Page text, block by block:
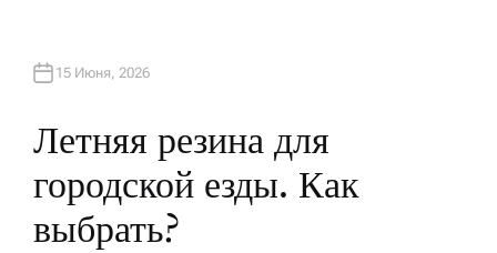
15 Июня, 2026
Летняя резина для
городской езды. Как
выбрать?